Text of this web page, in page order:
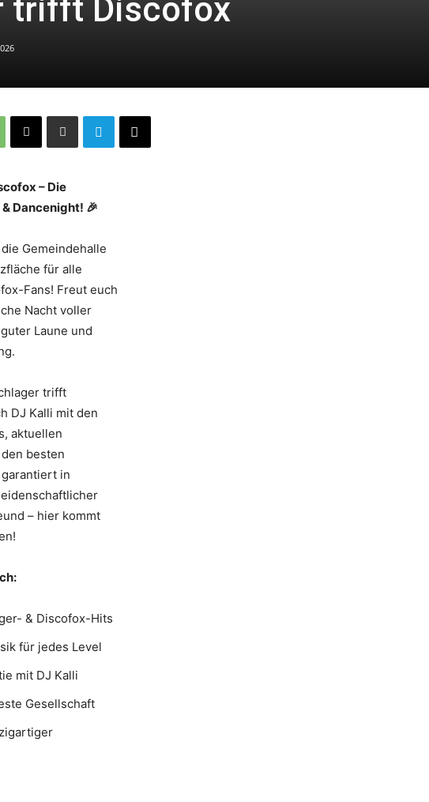
trifft Discofox
– Die
Dancenight! 🎉
Gemeindehalle
für alle
Fans! Freut euch
Nacht voller
Laune und
trifft
DJ Kalli mit den
aktuellen
besten
in
– hier kommt
& Discofox-Hits
für jedes Level
mit DJ Kalli
Gesellschaft